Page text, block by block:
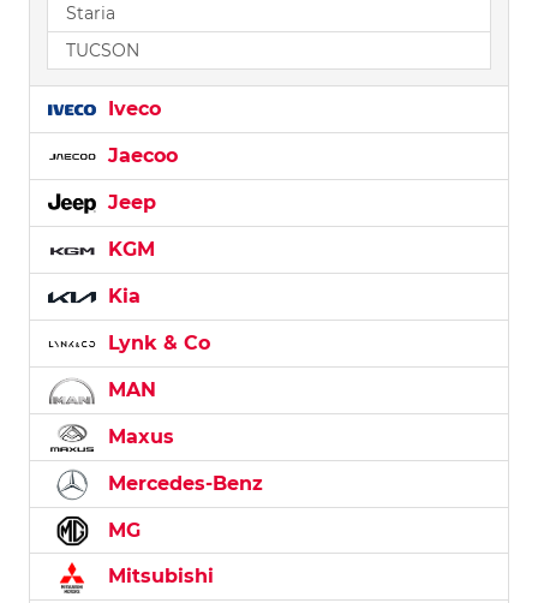
Staria
TUCSON
Iveco
Jaecoo
Jeep
KGM
Kia
Lynk & Co
MAN
Maxus
Mercedes-Benz
MG
Mitsubishi